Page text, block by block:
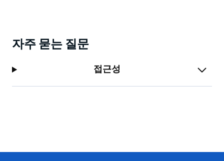
자주 묻는 질문
접근성